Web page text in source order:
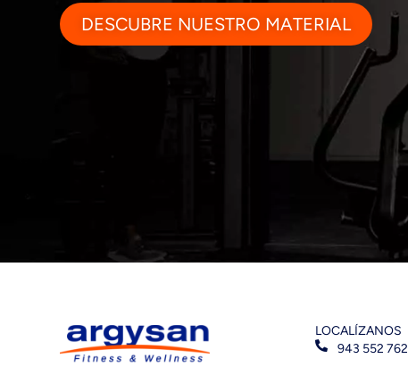
DESCUBRE NUESTRO MATERIAL
LOCALÍZANOS
943 552 762